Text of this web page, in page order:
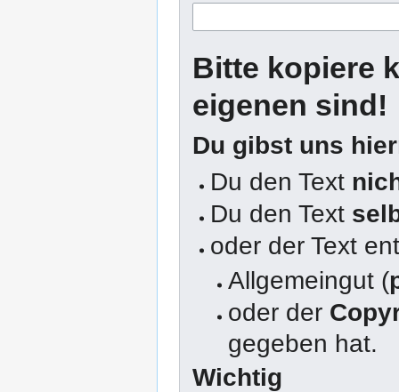
Bitte kopiere
eigenen sind!
Du gibst uns
Du den Text
Du den Text
oder der Text
Allgemeingut (
oder der
gegeben hat.
Wichtig